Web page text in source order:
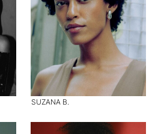
SUZANA B.